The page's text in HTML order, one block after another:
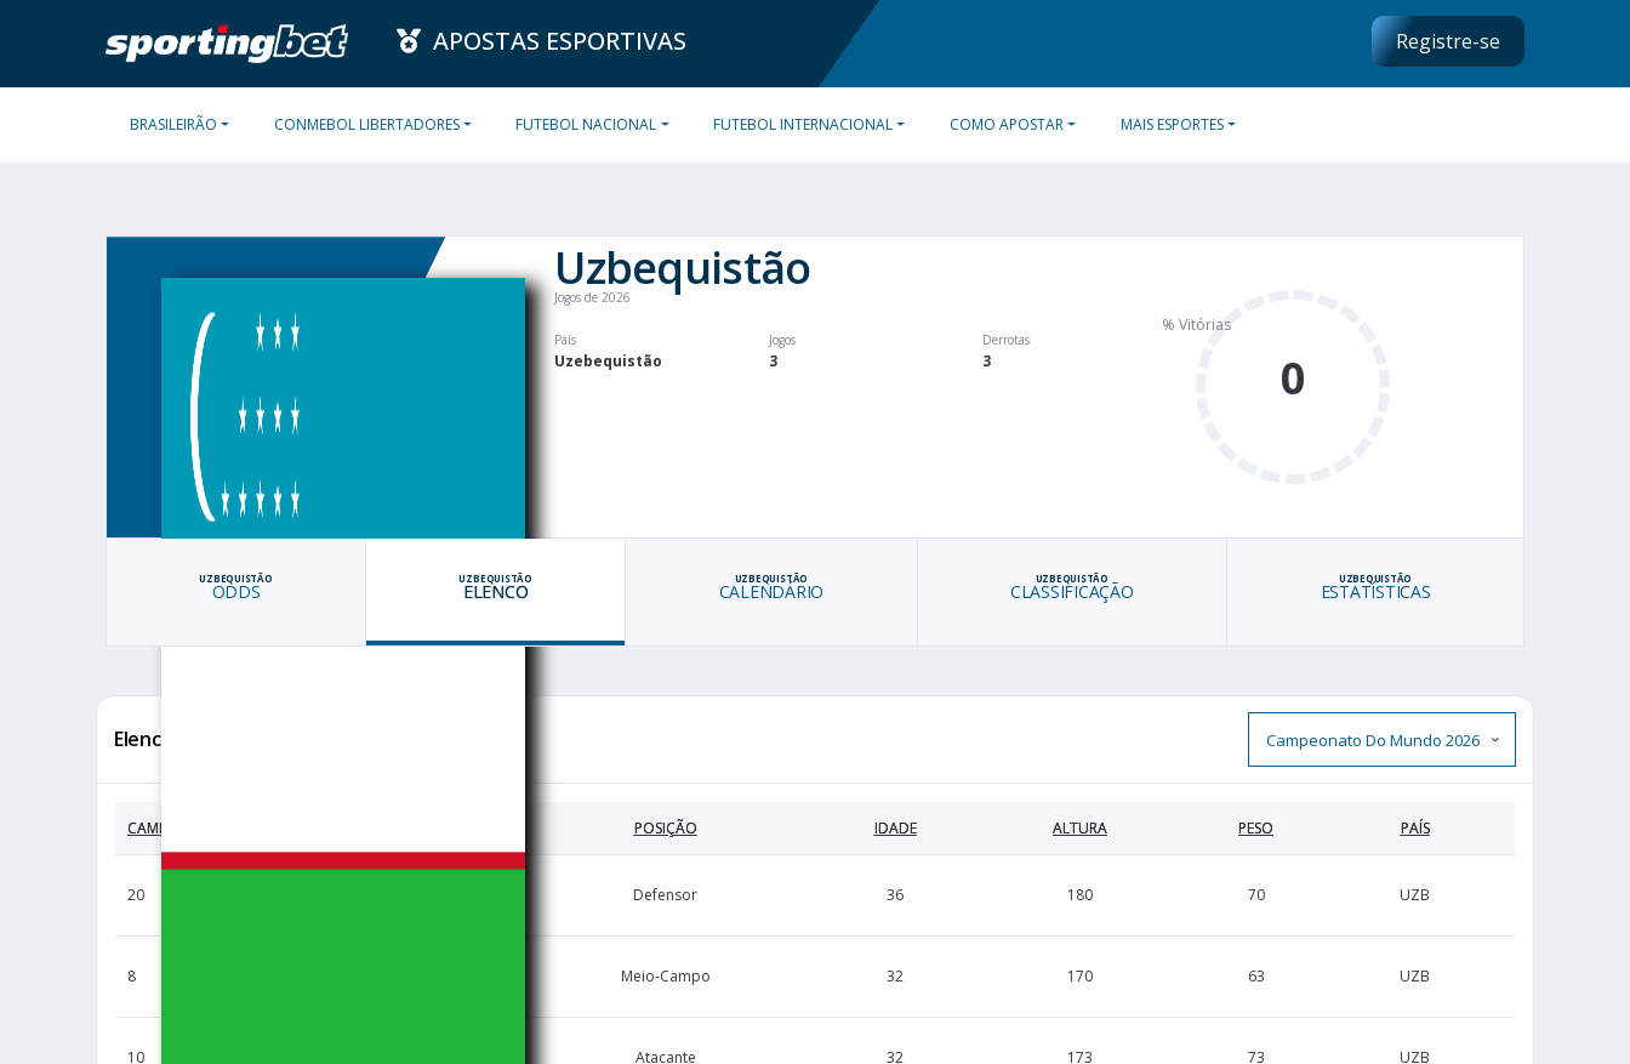
APOSTAS ESPORTIVAS Registre-se
BRASILEIRÃO CONMEBOL LIBERTADORES FUTEBOL NACIONAL FUTEBOL INTERNACIONAL COMO APOSTAR MAIS ESPORTES
Uzbequistão
Jogos de 2026
País
Uzebequistão
Jogos
3
Derrotas
3 0
UZBEQUISTÃO
ODDS
UZBEQUISTÃO
ELENCO
UZBEQUISTÃO
CALENDÁRIO
UZBEQUISTÃO
CLASSIFICAÇÃO
UZBEQUISTÃO
ESTATÍSTICAS
Elenco Completo
CAMISA POSIÇÃO IDADE ALTURA PESO PAÍS
20 Defensor 36 180 70 UZB
8 Meio-Campo 32 170 63 UZB
10 Atacante 32 173 73 UZB